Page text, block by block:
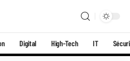
Digital High-Tech IT